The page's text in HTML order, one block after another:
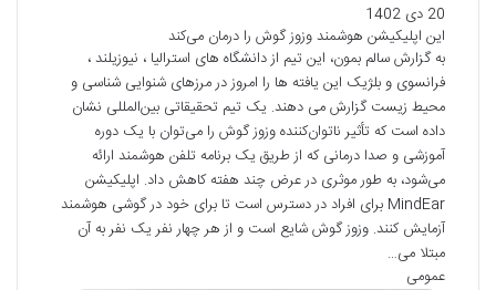
20 دی 1402
این اپلیکیشن هوشمند وزوز گوش را درمان می‌کند
به گزارش سالم بمون، این تیم از دانشگاه های استرالیا ، نیوزیلند ،
فرانسوی و بلژیک این یافته ها را امروز در مرزهای شنوایی شناسی و
محیط زیست گزارش می دهند. یک تیم تحقیقاتی بین‌المللی نشان
داده است که تأثیر ناتوان‌کننده وزوز گوش را می‌توان با یک دوره
آموزشی و صدا درمانی که از طریق یک برنامه تلفن هوشمند ارائه
می‌شود، به طور موثری در عرض چند هفته کاهش داد. اپلیکیشن
MindEar برای افراد در دسترس است تا برای خود در گوشی هوشمند
آزمایش کنند. وزوز گوش شایع است و از هر چهار نفر یک نفر به آن
مبتلا می…
عمومی